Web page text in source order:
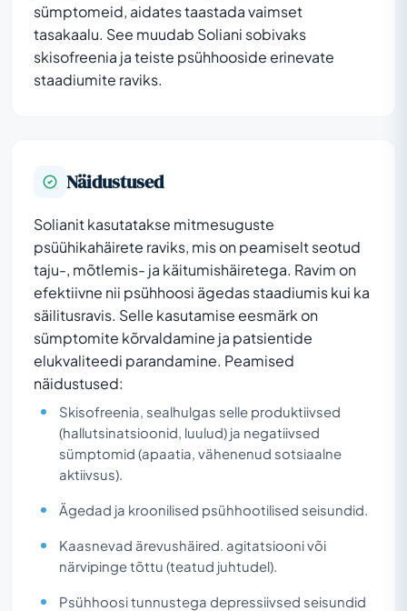
sümptomeid, aidates taastada vaimset
tasakaalu. See muudab Soliani sobivaks
skisofreenia ja teiste psühhooside erinevate
staadiumite raviks.
Näidustused
Solianit kasutatakse mitmesuguste
psüühikahäirete raviks, mis on peamiselt seotud
taju-, mõtlemis- ja käitumishäiretega. Ravim on
efektiivne nii psühhoosi ägedas staadiumis kui ka
säilitusravis. Selle kasutamise eesmärk on
sümptomite kõrvaldamine ja patsientide
elukvaliteedi parandamine. Peamised
näidustused:
Skisofreenia, sealhulgas selle produktiivsed
(hallutsinatsioonid, luulud) ja negatiivsed
sümptomid (apaatia, vähenenud sotsiaalne
aktiivsus).
Ägedad ja kroonilised psühhootilised seisundid.
Kaasnevad ärevushäired. agitatsiooni või
närvipinge tõttu (teatud juhtudel).
Psühhoosi tunnustega depressiivsed seisundid